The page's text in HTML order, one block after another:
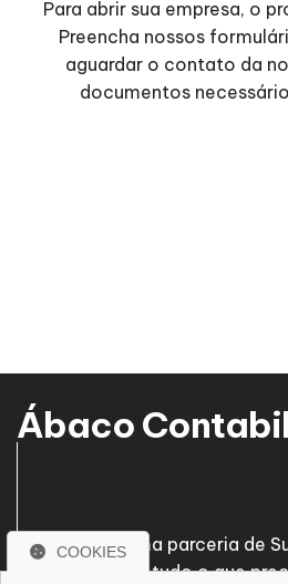
Para abrir sua empresa, o
Preencha nossos
aguardar o contato da
documentos
Ábaco
Venha fazer uma parceria de
nossa empresa tudo o que
COOKIES